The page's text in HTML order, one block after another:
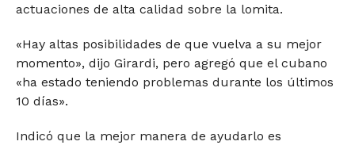
actuaciones de alta calidad sobre la lomita.
«Hay altas posibilidades de que vuelva a su mejor
momento», dijo Girardi, pero agregó que el cubano
«ha estado teniendo problemas durante los últimos
10 días».
Indicó que la mejor manera de ayudarlo es